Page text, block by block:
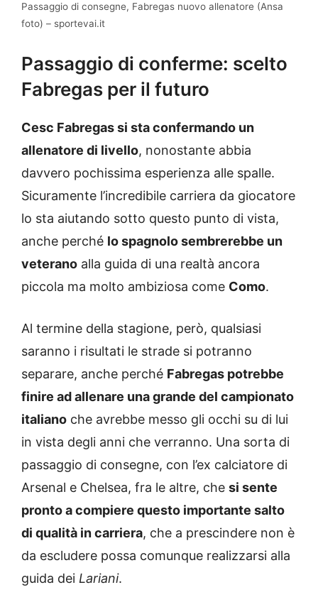
Passaggio di consegne, Fabregas nuovo allenatore (Ansa
foto) – sportevai.it
Passaggio di conferme: scelto
Fabregas per il futuro
Cesc Fabregas si sta confermando un
allenatore di livello, nonostante abbia
davvero pochissima esperienza alle spalle.
Sicuramente l’incredibile carriera da giocatore
lo sta aiutando sotto questo punto di vista,
anche perché lo spagnolo sembrerebbe un
veterano alla guida di una realtà ancora
piccola ma molto ambiziosa come Como.
Al termine della stagione, però, qualsiasi
saranno i risultati le strade si potranno
separare, anche perché Fabregas potrebbe
finire ad allenare una grande del campionato
italiano che avrebbe messo gli occhi su di lui
in vista degli anni che verranno. Una sorta di
passaggio di consegne, con l’ex calciatore di
Arsenal e Chelsea, fra le altre, che si sente
pronto a compiere questo importante salto
di qualità in carriera, che a prescindere non è
da escludere possa comunque realizzarsi alla
guida dei Lariani.